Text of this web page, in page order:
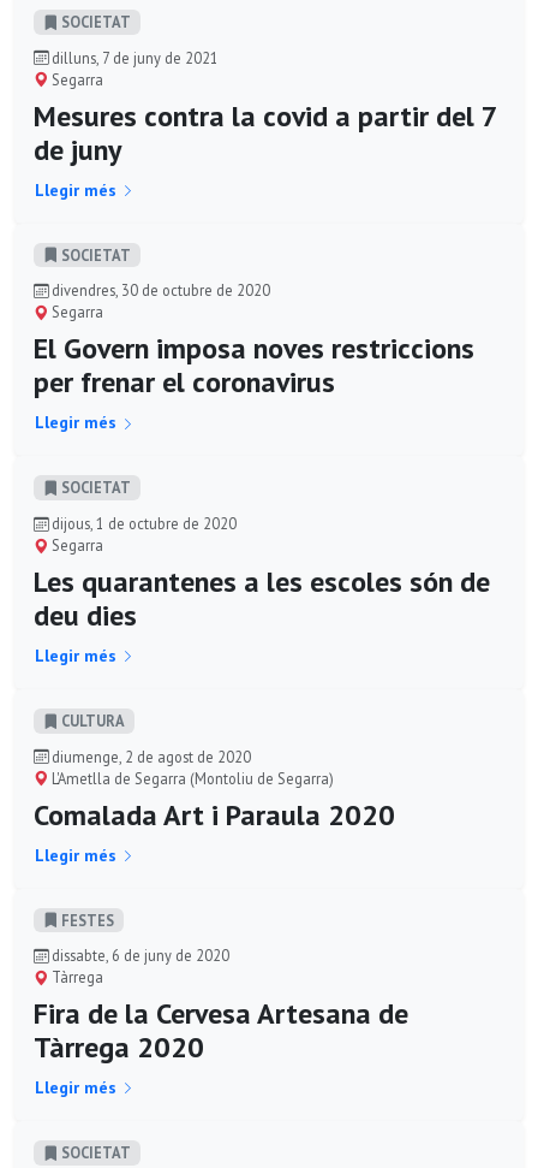
SOCIETAT
dilluns, 7 de juny de 2021
Segarra
Mesures contra la covid a partir del 7
de juny
Llegir més
SOCIETAT
divendres, 30 de octubre de 2020
Segarra
El Govern imposa noves restriccions
per frenar el coronavirus
Llegir més
SOCIETAT
dijous, 1 de octubre de 2020
Segarra
Les quarantenes a les escoles són de
deu dies
Llegir més
CULTURA
diumenge, 2 de agost de 2020
L'Ametlla de Segarra (Montoliu de Segarra)
Comalada Art i Paraula 2020
Llegir més
FESTES
dissabte, 6 de juny de 2020
Tàrrega
Fira de la Cervesa Artesana de
Tàrrega 2020
Llegir més
SOCIETAT